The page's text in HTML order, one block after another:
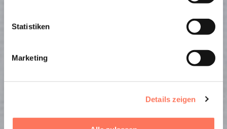
Statistiken
Marketing
Details zeigen